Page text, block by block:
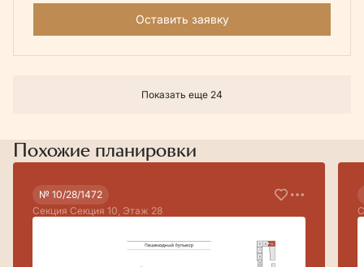
Оставить заявку
Показать еще 24
Похожие планировки
№ 10/28/1472
Секция Секция 10, Этаж 28